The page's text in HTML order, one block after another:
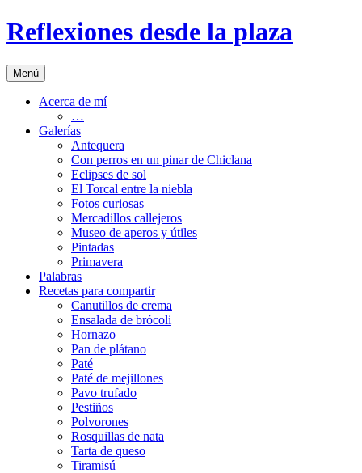
Saltar
al
Reflexiones desde la plaza
Menú
Acerca de mí
…
Galerías
Antequera
Con perros en un pinar de Chiclana
Eclipses de sol
El Torcal entre la niebla
Fotos curiosas
Mercadillos callejeros
Museo de aperos y útiles
Pintadas
Primavera
Palabras
Recetas para compartir
Canutillos de crema
Ensalada de brócoli
Hornazo
Pan de plátano
Paté
Paté de mejillones
Pavo trufado
Pestiños
Polvorones
Rosquillas de nata
Tarta de queso
Tiramisú